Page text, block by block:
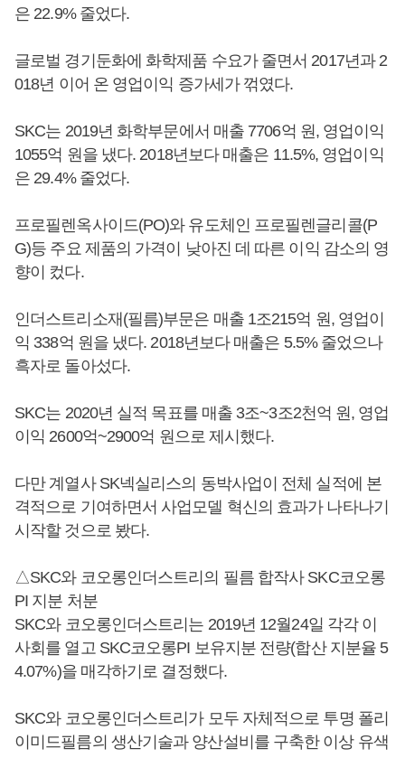
은 22.9% 줄었다.
글로벌 경기둔화에 화학제품 수요가 줄면서 2017년과 2
018년 이어 온 영업이익 증가세가 꺾였다.
SKC는 2019년 화학부문에서 매출 7706억 원, 영업이익
1055억 원을 냈다. 2018년보다 매출은 11.5%, 영업이익
은 29.4% 줄었다.
프로필렌옥사이드(PO)와 유도체인 프로필렌글리콜(P
G)등 주요 제품의 가격이 낮아진 데 따른 이익 감소의 영
향이 컸다.
인더스트리소재(필름)부문은 매출 1조215억 원, 영업이
익 338억 원을 냈다. 2018년보다 매출은 5.5% 줄었으나
흑자로 돌아섰다.
SKC는 2020년 실적 목표를 매출 3조~3조2천억 원, 영업
이익 2600억~2900억 원으로 제시했다.
다만 계열사 SK넥실리스의 동박사업이 전체 실적에 본
격적으로 기여하면서 사업모델 혁신의 효과가 나타나기
시작할 것으로 봤다.
△SKC와 코오롱인더스트리의 필름 합작사 SKC코오롱
PI 지분 처분
SKC와 코오롱인더스트리는 2019년 12월24일 각각 이
사회를 열고 SKC코오롱PI 보유지분 전량(합산 지분율 5
4.07%)을 매각하기로 결정했다.
SKC와 코오롱인더스트리가 모두 자체적으로 투명 폴리
이미드필름의 생산기술과 양산설비를 구축한 이상 유색